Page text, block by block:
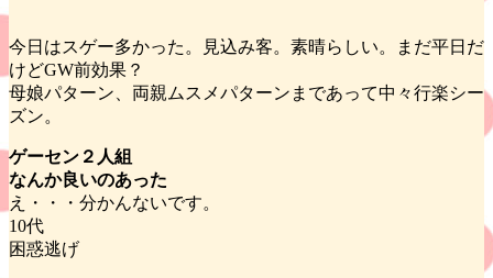
今日はスゲー多かった。見込み客。素晴らしい。まだ平日だ
けどGW前効果？
母娘パターン、両親ムスメパターンまであって中々行楽シー
ズン。
ゲーセン２人組
なんか良いのあった
え・・・分かんないです。
10代
困惑逃げ